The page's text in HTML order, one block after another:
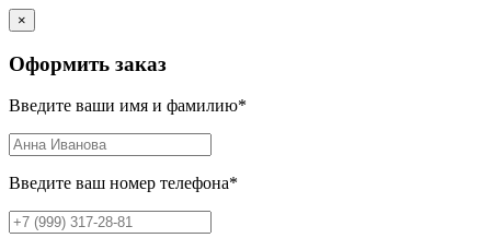
×
Оформить заказ
Введите ваши имя и фамилию*
Введите ваш номер телефона*